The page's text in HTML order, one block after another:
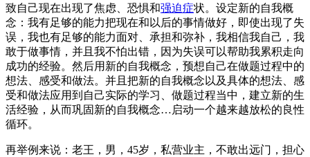
致自己现在出现了焦虑、恐惧和强迫症状。设定新的自我概
念：我有足够的能力把现在和以后的事情做好，即使出现了失
误，我也有足够的能力面对、承担和弥补，我相信我自己，我
敢于做事情，并且我不怕出错，因为失误可以帮助我累积走向
成功的经验。然后用新的自我概念，预想自己在做题过程中的
想法、感受和做法。并且把新的自我概念以及具体的想法、感
受和做法应用到自己实际的学习、做题过程当中，建立新的生
活经验，从而巩固新的自我概念…启动一个越来越放松的良性
循环。
再举例来说：老王，男，45岁，私营业主，不敢出远门，担心